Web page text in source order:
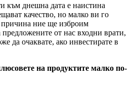
към днешна дата е наистина
качество, но малко ви го
причина ние ще изброим
от нас входни врати,
да очаквате, ако инвестирате в
на продуктите малко по-